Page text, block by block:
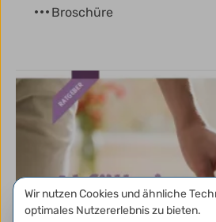
Broschüre
Datenschutzeinstellungen
Wir nutzen Cookies und ähnliche
optimales Nutzererlebnis zu bieten.